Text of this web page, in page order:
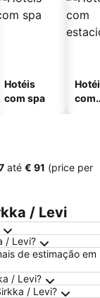
Hotéis
com spa
com
até ‎€ 91 (price per
/ Levi
/ Levi?
de estimação em
/ Levi?
/ Levi?